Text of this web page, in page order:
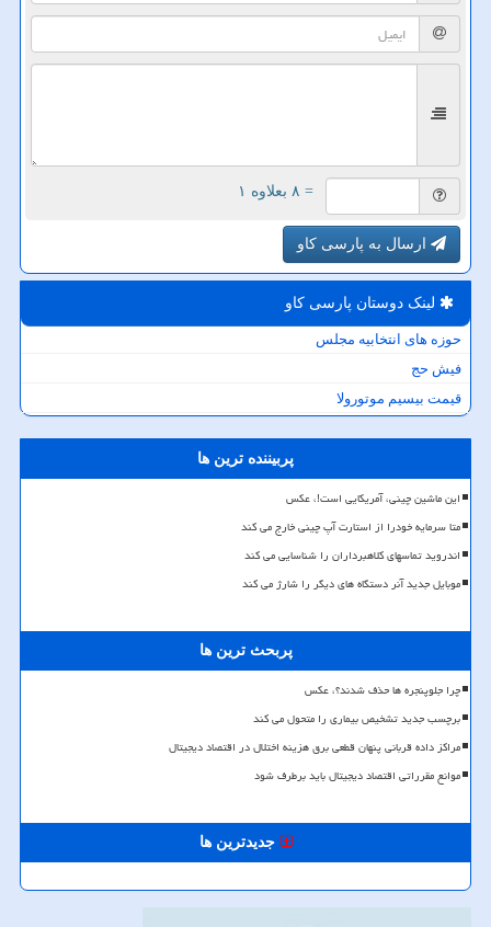
= ۸ بعلاوه ۱
ارسال به پارسی کاو
لینک دوستان پارسی كاو
حوزه های انتخابیه مجلس
فیش حج
قیمت بیسیم موتورولا
پربیننده ترین ها
این ماشین چینی، آمریکایی است!، عکس
متا سرمایه خودرا از استارت آپ چینی خارج می کند
اندروید تماسهای کلاهبرداران را شناسایی می کند
موبایل جدید آنر دستگاه های دیگر را شارژ می کند
پربحث ترین ها
چرا جلوپنجره ها حذف شدند؟، عکس
برچسب جدید تشخیص بیماری را متحول می کند
مراکز داده قربانی پنهان قطعی برق هزینه اختلال در اقتصاد دیجیتال
موانع مقرراتی اقتصاد دیجیتال باید برطرف شود
جدیدترین ها